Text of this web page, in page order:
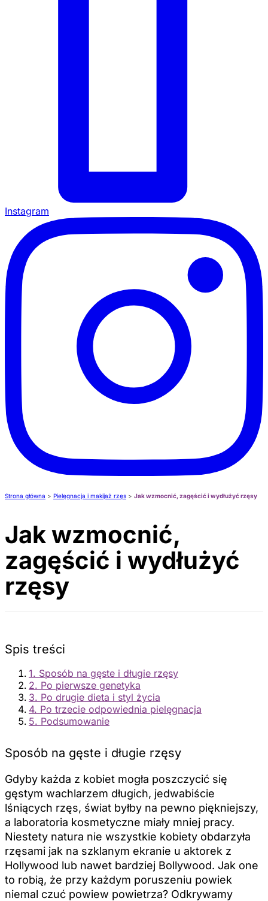
Instagram
Strona główna > Pielęgnacja i makijaż rzęs > Jak wzmocnić, zagęścić i wydłużyć rzęsy
Jak wzmocnić,
zagęścić i wydłużyć
rzęsy
Spis treści
1. Sposób na gęste i długie rzęsy
2. Po pierwsze genetyka
3. Po drugie dieta i styl życia
4. Po trzecie odpowiednia pielęgnacja
5. Podsumowanie
Sposób na gęste i długie rzęsy
Gdyby każda z kobiet mogła poszczycić się
gęstym wachlarzem długich, jedwabiście
lśniących rzęs, świat byłby na pewno piękniejszy,
a laboratoria kosmetyczne miały mniej pracy.
Niestety natura nie wszystkie kobiety obdarzyła
rzęsami jak na szklanym ekranie u aktorek z
Hollywood lub nawet bardziej Bollywood. Jak one
to robią, że przy każdym poruszeniu powiek
niemal czuć powiew powietrza? Odkrywamy